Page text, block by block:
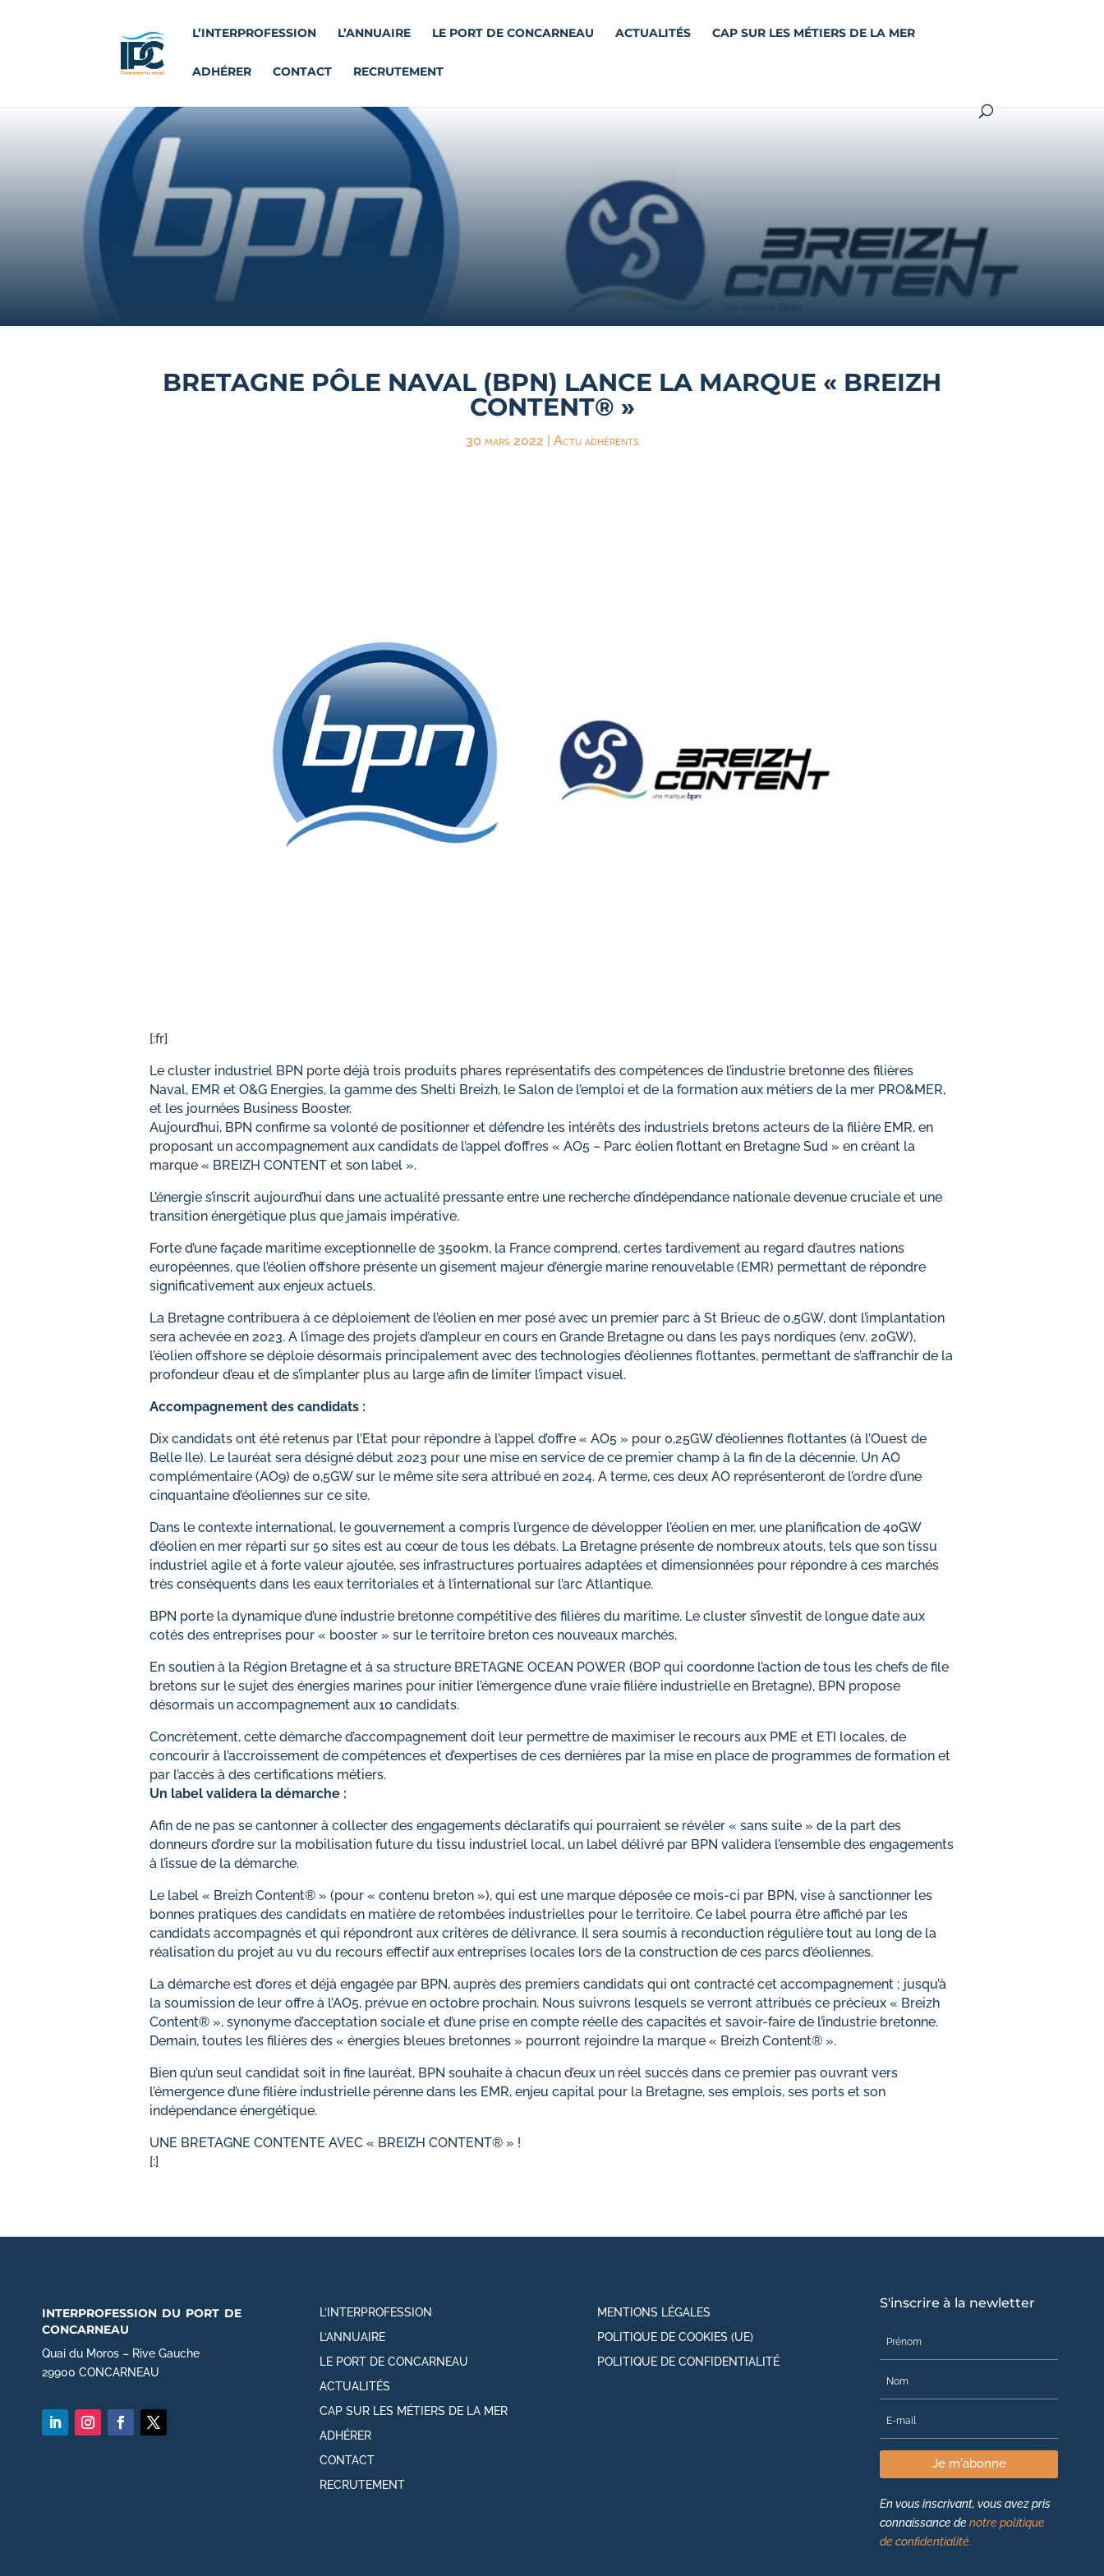
L’INTERPROFESSION L’ANNUAIRE LE PORT DE CONCARNEAU ACTUALITÉS CAP SUR LES MÉTIERS DE LA MER
ADHÉRER CONTACT RECRUTEMENT
BRETAGNE PÔLE NAVAL (BPN) LANCE LA MARQUE « BREIZH
CONTENT® »
30 mars 2022 | Actu adhérents
[:fr]
Le cluster industriel BPN porte déjà trois produits phares représentatifs des compétences de l’industrie bretonne des filières
Naval, EMR et O&G Energies, la gamme des Shelti Breizh, le Salon de l’emploi et de la formation aux métiers de la mer PRO&MER,
et les journées Business Booster.
Aujourd’hui, BPN confirme sa volonté de positionner et défendre les intérêts des industriels bretons acteurs de la filière EMR, en
proposant un accompagnement aux candidats de l’appel d’offres « AO5 – Parc éolien flottant en Bretagne Sud » en créant la
marque « BREIZH CONTENT et son label ».
L’énergie s’inscrit aujourd’hui dans une actualité pressante entre une recherche d’indépendance nationale devenue cruciale et une
transition énergétique plus que jamais impérative.
Forte d’une façade maritime exceptionnelle de 3500km, la France comprend, certes tardivement au regard d’autres nations
européennes, que l’éolien offshore présente un gisement majeur d’énergie marine renouvelable (EMR) permettant de répondre
significativement aux enjeux actuels.
La Bretagne contribuera à ce déploiement de l’éolien en mer posé avec un premier parc à St Brieuc de 0,5GW, dont l’implantation
sera achevée en 2023. A l’image des projets d’ampleur en cours en Grande Bretagne ou dans les pays nordiques (env. 20GW),
l’éolien offshore se déploie désormais principalement avec des technologies d’éoliennes flottantes, permettant de s’affranchir de la
profondeur d’eau et de s’implanter plus au large afin de limiter l’impact visuel.
Accompagnement des candidats :
Dix candidats ont été retenus par l’Etat pour répondre à l’appel d’offre « AO5 » pour 0,25GW d’éoliennes flottantes (à l’Ouest de
Belle Ile). Le lauréat sera désigné début 2023 pour une mise en service de ce premier champ à la fin de la décennie. Un AO
complémentaire (AO9) de 0,5GW sur le même site sera attribué en 2024. A terme, ces deux AO représenteront de l’ordre d’une
cinquantaine d’éoliennes sur ce site.
Dans le contexte international, le gouvernement a compris l’urgence de développer l’éolien en mer, une planification de 40GW
d’éolien en mer réparti sur 50 sites est au cœur de tous les débats. La Bretagne présente de nombreux atouts, tels que son tissu
industriel agile et à forte valeur ajoutée, ses infrastructures portuaires adaptées et dimensionnées pour répondre à ces marchés
très conséquents dans les eaux territoriales et à l’international sur l’arc Atlantique.
BPN porte la dynamique d’une industrie bretonne compétitive des filières du maritime. Le cluster s’investit de longue date aux
cotés des entreprises pour « booster » sur le territoire breton ces nouveaux marchés.
En soutien à la Région Bretagne et à sa structure BRETAGNE OCEAN POWER (BOP qui coordonne l’action de tous les chefs de file
bretons sur le sujet des énergies marines pour initier l’émergence d’une vraie filière industrielle en Bretagne), BPN propose
désormais un accompagnement aux 10 candidats.
Concrètement, cette démarche d’accompagnement doit leur permettre de maximiser le recours aux PME et ETI locales, de
concourir à l’accroissement de compétences et d’expertises de ces dernières par la mise en place de programmes de formation et
par l’accès à des certifications métiers.
Un label validera la démarche :
Afin de ne pas se cantonner à collecter des engagements déclaratifs qui pourraient se révéler « sans suite » de la part des
donneurs d’ordre sur la mobilisation future du tissu industriel local, un label délivré par BPN validera l’ensemble des engagements
à l’issue de la démarche.
Le label « Breizh Content® » (pour « contenu breton »), qui est une marque déposée ce mois-ci par BPN, vise à sanctionner les
bonnes pratiques des candidats en matière de retombées industrielles pour le territoire. Ce label pourra être affiché par les
candidats accompagnés et qui répondront aux critères de délivrance. Il sera soumis à reconduction régulière tout au long de la
réalisation du projet au vu du recours effectif aux entreprises locales lors de la construction de ces parcs d’éoliennes.
La démarche est d’ores et déjà engagée par BPN, auprès des premiers candidats qui ont contracté cet accompagnement ; jusqu’à
la soumission de leur offre à l’AO5, prévue en octobre prochain. Nous suivrons lesquels se verront attribués ce précieux « Breizh
Content® », synonyme d’acceptation sociale et d’une prise en compte réelle des capacités et savoir-faire de l’industrie bretonne.
Demain, toutes les filières des « énergies bleues bretonnes » pourront rejoindre la marque « Breizh Content® ».
Bien qu’un seul candidat soit in fine lauréat, BPN souhaite à chacun d’eux un réel succès dans ce premier pas ouvrant vers
l’émergence d’une filière industrielle pérenne dans les EMR, enjeu capital pour la Bretagne, ses emplois, ses ports et son
indépendance énergétique.
UNE BRETAGNE CONTENTE AVEC « BREIZH CONTENT® » !
[:]
interprofession du port de
concarneau
Quai du Moros – Rive Gauche
29900 CONCARNEAU
L’INTERPROFESSION
L’ANNUAIRE
LE PORT DE CONCARNEAU
ACTUALITÉS
CAP SUR LES MÉTIERS DE LA MER
ADHÉRER
CONTACT
RECRUTEMENT
MENTIONS LÉGALES
POLITIQUE DE COOKIES (UE)
POLITIQUE DE CONFIDENTIALITÉ
S'inscrire à la newletter
Je m'abonne
En vous inscrivant, vous avez pris
connaissance denotre politique
de confidentialité.